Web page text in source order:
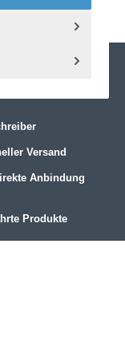
Versand
Anbindung
Produkte